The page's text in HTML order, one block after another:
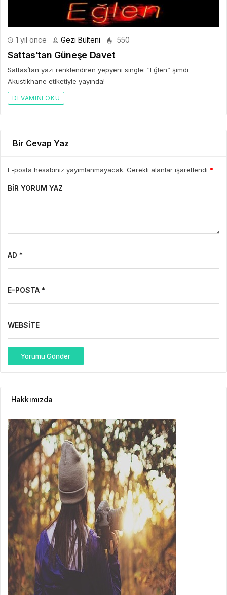
1 yıl önce Gezi Bülteni 550
Sattas’tan Güneşe Davet
Sattas’tan yazı renklendiren yepyeni single: “Eğlen” şimdi
Akustikhane etiketiyle yayında!
DEVAMINI OKU
Bir Cevap Yaz
E-posta hesabınız yayımlanmayacak. Gerekli alanlar işaretlendi *
BIR YORUM YAZ
AD *
E-POSTA *
WEBSITE
Yorumu Gönder
Hakkımızda